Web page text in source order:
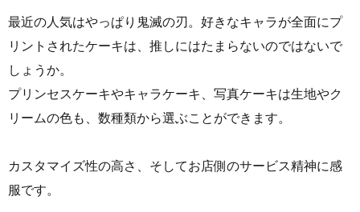
最近の人気はやっぱり鬼滅の刃。好きなキャラが全面にプ
リントされたケーキは、推しにはたまらないのではないで
しょうか。
プリンセスケーキやキャラケーキ、写真ケーキは生地やク
リームの色も、数種類から選ぶことができます。
カスタマイズ性の高さ、そしてお店側のサービス精神に感
服です。